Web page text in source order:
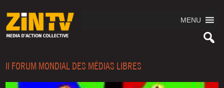
MENU
II FORUM MONDIAL DES MÉDIAS LIBRES